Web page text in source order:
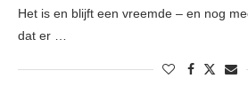
Het is en blijft een vreemde – en nog
dat er …